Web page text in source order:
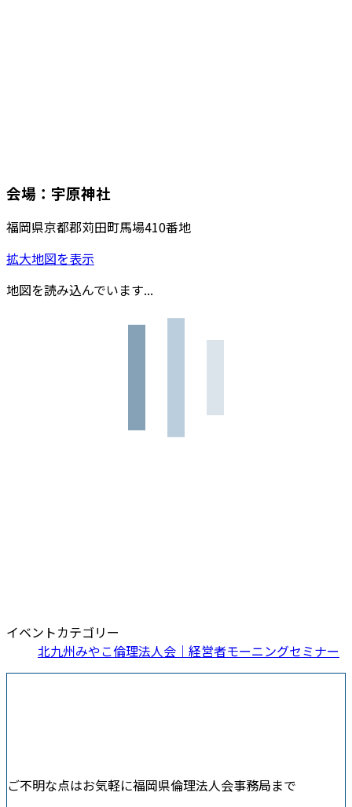
会場：宇原神社
福岡県京都郡苅田町馬場410番地
拡大地図を表示
地図を読み込んでいます...
イベントカテゴリー
北九州みやこ倫理法人会｜経営者モーニングセミナー
ご不明な点はお気軽に福岡県倫理法人会事務局まで